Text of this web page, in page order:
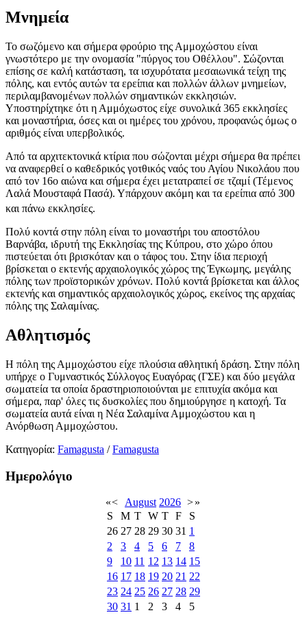
Μνημεία
Το σωζόμενο και σήμερα φρούριο της Αμμοχώστου είναι
γνωστότερο με την ονομασία "πύργος του Οθέλλου". Σώζονται
επίσης σε καλή κατάσταση, τα ισχυρότατα μεσαιωνικά τείχη της
πόλης, και εντός αυτών τα ερείπια και πολλών άλλων μνημείων,
περιλαμβανομένων πολλών σημαντικών εκκλησιών.
Υποστηρίχτηκε ότι η Αμμόχωστος είχε συνολικά 365 εκκλησίες
και μοναστήρια, όσες και οι ημέρες του χρόνου, προφανώς όμως ο
αριθμός είναι υπερβολικός.
Από τα αρχιτεκτονικά κτίρια που σώζονται μέχρι σήμερα θα πρέπει
να αναφερθεί ο καθεδρικός γοτθικός ναός του Αγίου Νικολάου που
από τον 16ο αιώνα και σήμερα έχει μετατραπεί σε τζαμί (Τέμενος
Λαλά Μουσταφά Πασά). Υπάρχουν ακόμη και τα ερείπια από 300
και πάνω εκκλησίες.
Πολύ κοντά στην πόλη είναι το μοναστήρι του αποστόλου
Βαρνάβα, ιδρυτή της Εκκλησίας της Κύπρου, στο χώρο όπου
πιστεύεται ότι βρισκόταν και ο τάφος του. Στην ίδια περιοχή
βρίσκεται ο εκτενής αρχαιολογικός χώρος της Έγκωμης, μεγάλης
πόλης των προϊστορικών χρόνων. Πολύ κοντά βρίσκεται και άλλος
εκτενής και σημαντικός αρχαιολογικός χώρος, εκείνος της αρχαίας
πόλης της Σαλαμίνας.
Αθλητισμός
Η πόλη της Αμμοχώστου είχε πλούσια αθλητική δράση. Στην πόλη
υπήρχε ο Γυμναστικός Σύλλογος Ευαγόρας (ΓΣΕ) και δύο μεγάλα
σωματεία τα οποία δραστηριοποιούνται με επιτυχία ακόμα και
σήμερα, παρ' όλες τις δυσκολίες που δημιούργησε η κατοχή. Τα
σωματεία αυτά είναι η Νέα Σαλαμίνα Αμμοχώστου και η
Ανόρθωση Αμμοχώστου.
Κατηγορία: Famagusta /Famagusta
Ημερολόγιο
«< August 2026 >»
S
M T W T F
S
26 27 28 29 30 31 1
2
3 4 5 6 7
8
9
10 11 12 13 14 15
16 17 18 19 20 21 22
23 24 25 26 27 28 29
30 31 1 2 3 4 5